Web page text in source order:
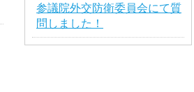
参議院外交防衛委員会にて質
問しました！